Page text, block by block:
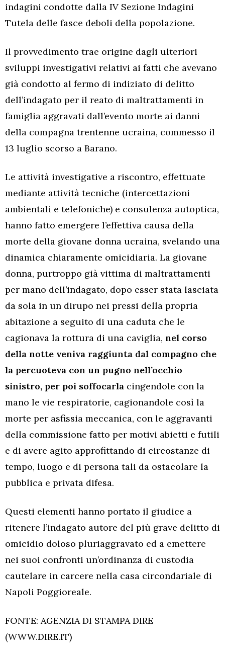
indagini condotte dalla IV Sezione Indagini
Tutela delle fasce deboli della popolazione.
Il provvedimento trae origine dagli ulteriori
sviluppi investigativi relativi ai fatti che avevano
già condotto al fermo di indiziato di delitto
dell’indagato per il reato di maltrattamenti in
famiglia aggravati dall’evento morte ai danni
della compagna trentenne ucraina, commesso il
13 luglio scorso a Barano.
Le attività investigative a riscontro, effettuate
mediante attività tecniche (intercettazioni
ambientali e telefoniche) e consulenza autoptica,
hanno fatto emergere l’effettiva causa della
morte della giovane donna ucraina, svelando una
dinamica chiaramente omicidiaria. La giovane
donna, purtroppo già vittima di maltrattamenti
per mano dell’indagato, dopo esser stata lasciata
da sola in un dirupo nei pressi della propria
abitazione a seguito di una caduta che le
cagionava la rottura di una caviglia, nel corso
della notte veniva raggiunta dal compagno che
la percuoteva con un pugno nell’occhio
sinistro, per poi soffocarla cingendole con la
mano le vie respiratorie, cagionandole così la
morte per asfissia meccanica, con le aggravanti
della commissione fatto per motivi abietti e futili
e di avere agito approfittando di circostanze di
tempo, luogo e di persona tali da ostacolare la
pubblica e privata difesa.
Questi elementi hanno portato il giudice a
ritenere l’indagato autore del più grave delitto di
omicidio doloso pluriaggravato ed a emettere
nei suoi confronti un’ordinanza di custodia
cautelare in carcere nella casa circondariale di
Napoli Poggioreale.
FONTE: AGENZIA DI STAMPA DIRE
(WWW.DIRE.IT)